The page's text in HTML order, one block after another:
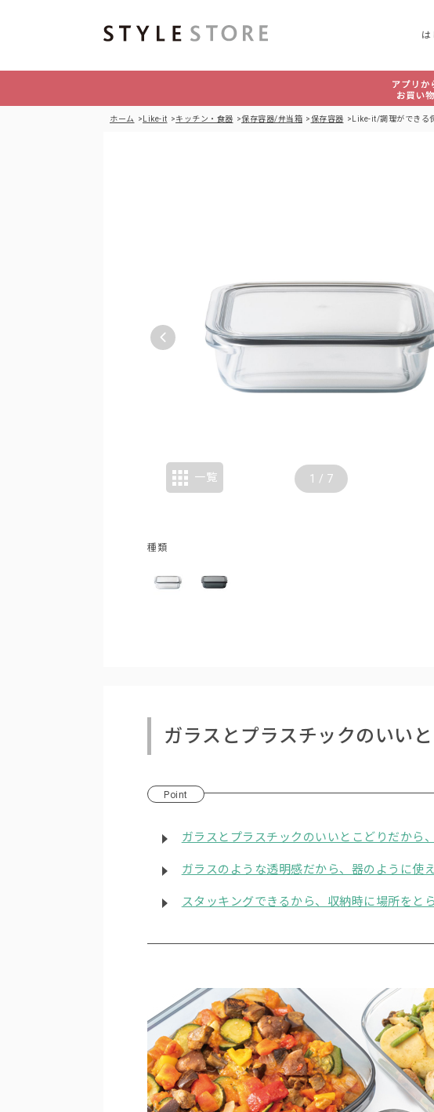
は
ホーム Like-it キッチン・食器 保存容器/弁当箱 保存容器 Like-it/調理ができる
1 / 7
一覧
種類
ガラスとプラスチックのいい
Point
ガラスとプラスチックのいいとこどりだから
ガラスのような透明感だから、器のように使
スタッキングできるから、収納時に場所をと